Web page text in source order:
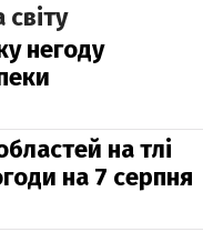
негоду
на тлі
на 7 серпня